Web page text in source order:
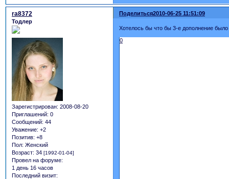
Поделиться2010-06-25 11:51:09
ra8372
Тодлер
Зарегистрирован: 2008-08-20
Приглашений: 0
Сообщений: 44
Уважение: +2
Позитив: +8
Пол: Женский
Возраст: 34 [1992-01-04]
Провел на форуме:
1 день 16 часов
Последний визит:
Хотелось бы что бы 3-е дополнение
0